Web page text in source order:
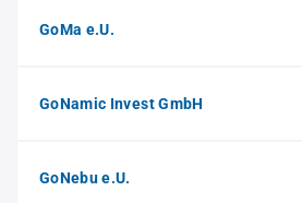
GoMa e.U.
GoNamic Invest GmbH
GoNebu e.U.